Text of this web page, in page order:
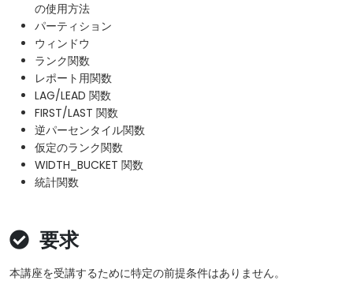
の使用方法
パーティション
ウィンドウ
ランク関数
レポート用関数
LAG/LEAD 関数
FIRST/LAST 関数
逆パーセンタイル関数
仮定のランク関数
WIDTH_BUCKET 関数
統計関数
要求
本講座を受講するために特定の前提条件はありません。